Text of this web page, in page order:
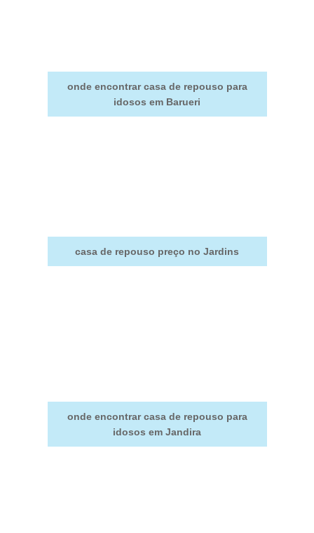
onde encontrar casa de repouso para
idosos em Barueri
casa de repouso preço no Jardins
onde encontrar casa de repouso para
idosos em Jandira